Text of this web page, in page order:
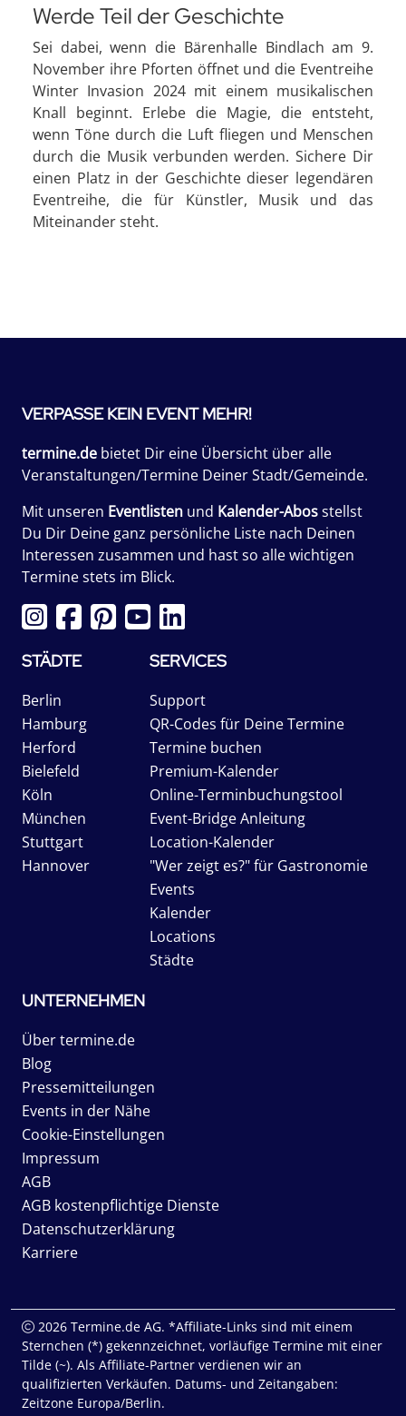
Werde Teil der Geschichte
Sei dabei, wenn die Bärenhalle Bindlach am 9.
November ihre Pforten öffnet und die Eventreihe
Winter Invasion 2024 mit einem musikalischen
Knall beginnt. Erlebe die Magie, die entsteht,
wenn Töne durch die Luft fliegen und Menschen
durch die Musik verbunden werden. Sichere Dir
einen Platz in der Geschichte dieser legendären
Eventreihe, die für Künstler, Musik und das
Miteinander steht.
VERPASSE KEIN EVENT MEHR!
termine.de bietet Dir eine Übersicht über alle
Veranstaltungen/Termine Deiner Stadt/Gemeinde.
Mit unseren Eventlisten und Kalender-Abosstellst
Du Dir Deine ganz persönliche Liste nach Deinen
Interessen zusammen und hast so alle wichtigen
Termine stets im Blick.
STÄDTE
Berlin
Hamburg
Herford
Bielefeld
Köln
München
Stuttgart
Hannover
SERVICES
Support
QR-Codes für Deine Termine
Termine buchen
Premium-Kalender
Online-Terminbuchungstool
Event-Bridge Anleitung
Location-Kalender
"Wer zeigt es?" für Gastronomie
Events
Kalender
Locations
Städte
UNTERNEHMEN
Über termine.de
Blog
Pressemitteilungen
Events in der Nähe
Cookie-Einstellungen
Impressum
AGB
AGB kostenpflichtige Dienste
Datenschutzerklärung
Karriere
2026 Termine.de AG. *Affiliate-Links sind mit einem
Sternchen (*) gekennzeichnet, vorläufige Termine mit einer
Tilde (~). Als Affiliate-Partner verdienen wir an
qualifizierten Verkäufen. Datums- und Zeitangaben:
Zeitzone Europa/Berlin.